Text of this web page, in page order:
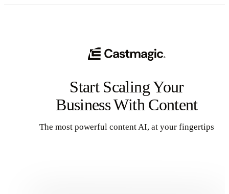
Start Scaling Your
Business With Content
The most powerful content AI, at your fingertips